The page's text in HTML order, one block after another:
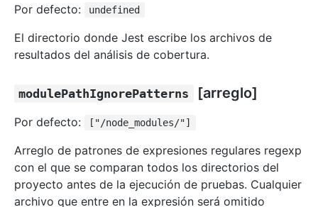
Por defecto: undefined
El directorio donde Jest escribe los archivos de
resultados del análisis de cobertura.
modulePathIgnorePatterns [arreglo]
Por defecto: ["/node_modules/"]
Arreglo de patrones de expresiones regulares regexp
con el que se comparan todos los directorios del
proyecto antes de la ejecución de pruebas. Cualquier
archivo que entre en la expresión será omitido